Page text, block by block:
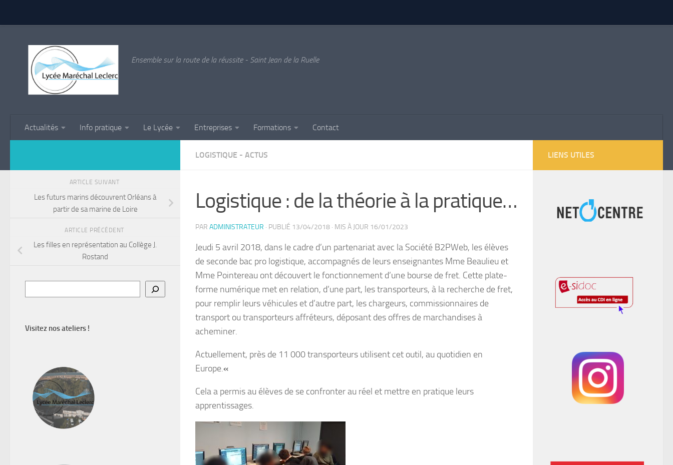
Ensemble sur la route de la réussite - Saint Jean de la Ruelle
Actualités Info pratique Le Lycée Entreprises Formations Contact
LOGISTIQUE - ACTUS
Logistique : de la théorie à la pratique…
PAR ADMINISTRATEUR · PUBLIÉ 13/04/2018 · MIS À JOUR 16/01/2023
Jeudi 5 avril 2018, dans le cadre d’un partenariat avec la Société B2PWeb, les élèves
de seconde bac pro logistique, accompagnés de leurs enseignantes Mme Beaulieu et
Mme Pointereau ont découvert le fonctionnement d’une bourse de fret. Cette plate-
forme numérique met en relation, d’une part, les transporteurs, à la recherche de fret,
pour remplir leurs véhicules et d’autre part, les chargeurs, commissionnaires de
transport ou transporteurs affréteurs, déposant des offres de marchandises à
acheminer.
Actuellement, près de 11 000 transporteurs utilisent cet outil, au quotidien en
Europe.«
Cela a permis au élèves de se confronter au réel et mettre en pratique leurs
apprentissages.
ARTICLE SUIVANT
Les futurs marins découvrent Orléans à
partir de sa marine de Loire
ARTICLE PRÉCÉDENT
Les filles en représentation au Collège J.
Rostand
Visitez nos ateliers !
LIENS UTILES